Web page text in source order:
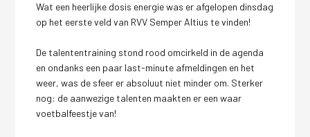
Wat een heerlijke dosis energie was er afgelopen dinsdag
op het eerste veld van RVV Semper Altius te vinden!
De talententraining stond rood omcirkeld in de agenda
en ondanks een paar last-minute afmeldingen en het
weer, was de sfeer er absoluut niet minder om. Sterker
nog: de aanwezige talenten maakten er een waar
voetbalfeestje van!